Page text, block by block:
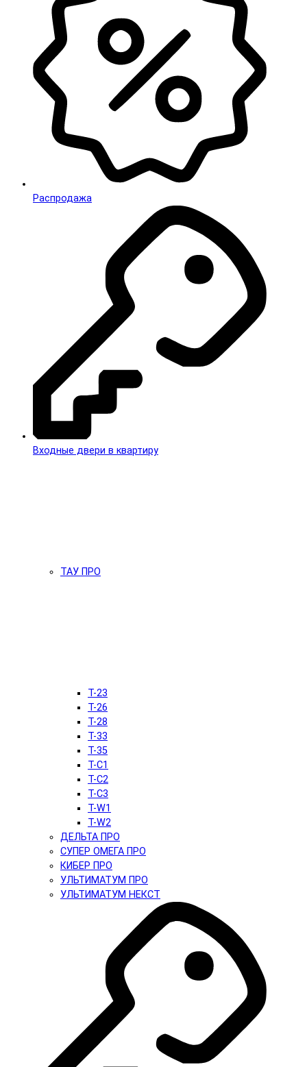
Распродажа
Входные двери в квартиру
ТАУ ПРО
T-23
T-26
T-28
T-33
T-35
T-C1
T-C2
T-C3
T-W1
T-W2
ДЕЛЬТА ПРО
СУПЕР ОМЕГА ПРО
КИБЕР ПРО
УЛЬТИМАТУМ ПРО
УЛЬТИМАТУМ НЕКСТ